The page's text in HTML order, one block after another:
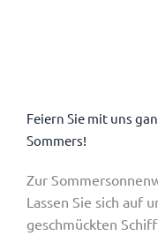
Feiern Sie mit uns
Sommers!
Zur
Lassen Sie sich auf
geschmückten